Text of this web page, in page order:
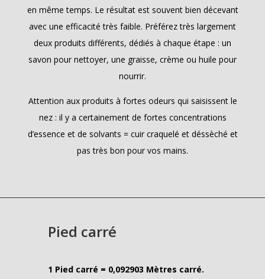
en même temps. Le résultat est souvent bien décevant
avec une efficacité très faible. Préférez très largement
deux produits différents, dédiés à chaque étape : un
savon pour nettoyer, une graisse, crème ou huile pour
nourrir.
Attention aux produits à fortes odeurs qui saisissent le
nez : il y a certainement de fortes concentrations
d’essence et de solvants = cuir craquelé et déssèché et
pas très bon pour vos mains.
Pied carré
1 Pied carré = 0,092903 Mètres carré.